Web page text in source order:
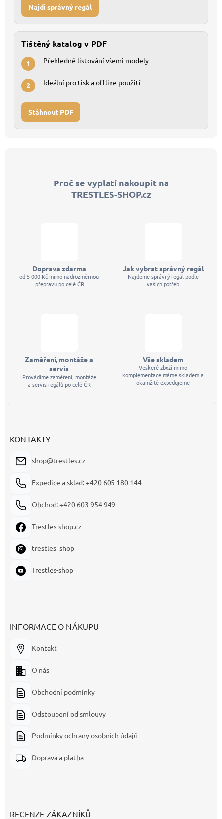
Najdi správný regál
Tištěný katalog v PDF
1 Přehledné listování všemi modely
2 Ideální pro tisk a offline použití
Stáhnout PDF
Proč se vyplatí nakoupit na
TRESTLES-SHOP.cz
Doprava zdarma
od 5 000 Kč mimo nadrozměrnou
přepravu po celé ČR
Jak vybrat správný regál
Najdeme správný regál podle
vašich potřeb
Zaměření, montáže a
servis
Provádíme zaměření, montáže
a servis regálů po celé ČR
Vše skladem
Veškeré zboží mimo
komplementace máme skladem a
okamžitě expedujeme
KONTAKTY
shop@trestles.cz
Expedice a sklad: +420 605 180 144
Obchod: +420 603 954 949
Trestles-shop.cz
trestles_shop
Trestles-shop
INFORMACE O NÁKUPU
Kontakt
O nás
Obchodní podmínky
Odstoupení od smlouvy
Podmínky ochrany osobních údajů
Doprava a platba
RECENZE ZÁKAZNÍKŮ